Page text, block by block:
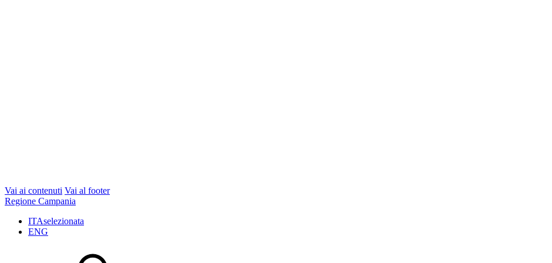
Vai ai contenuti Vai al footer
Regione Campania
ITAselezionata
ENG